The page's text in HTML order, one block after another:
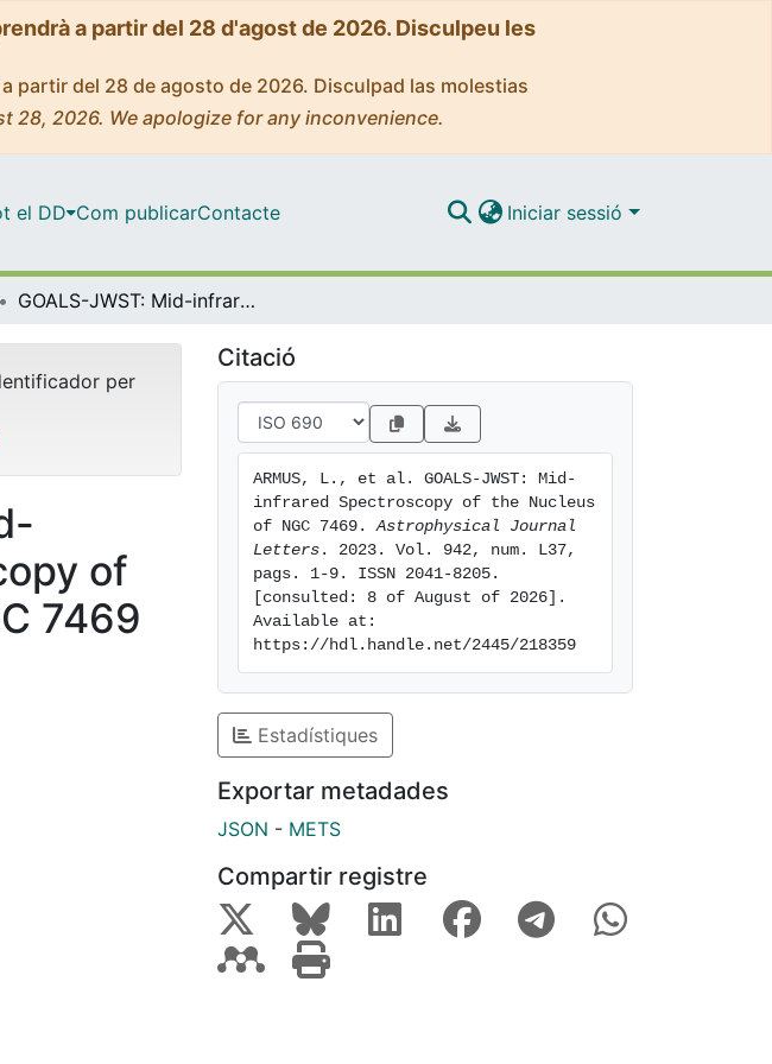
a partir del 28 d'agost de 2026. Disculpeu les
partir del 28 de agosto de 2026. Disculpad las molestias
2026. We apologize for any inconvenience.
el DD Com publicarContacte Iniciar sessió
GOALS-JWST: Mid-infrared Spectroscopy of the Nucleus of NGC 7469
per
of
7469
Citació
ARMUS, L., et al. GOALS-JWST: Mid-
infrared Spectroscopy of the Nucleus
of NGC 7469. Astrophysical Journal
Letters . 2023. Vol. 942, num. L37,
pags. 1-9. ISSN 2041-8205.
[consulted: 8 of August of 2026].
Available at:
https://hdl.handle.net/2445/218359
Estadístiques
Exportar metadades
JSON - METS
Compartir registre